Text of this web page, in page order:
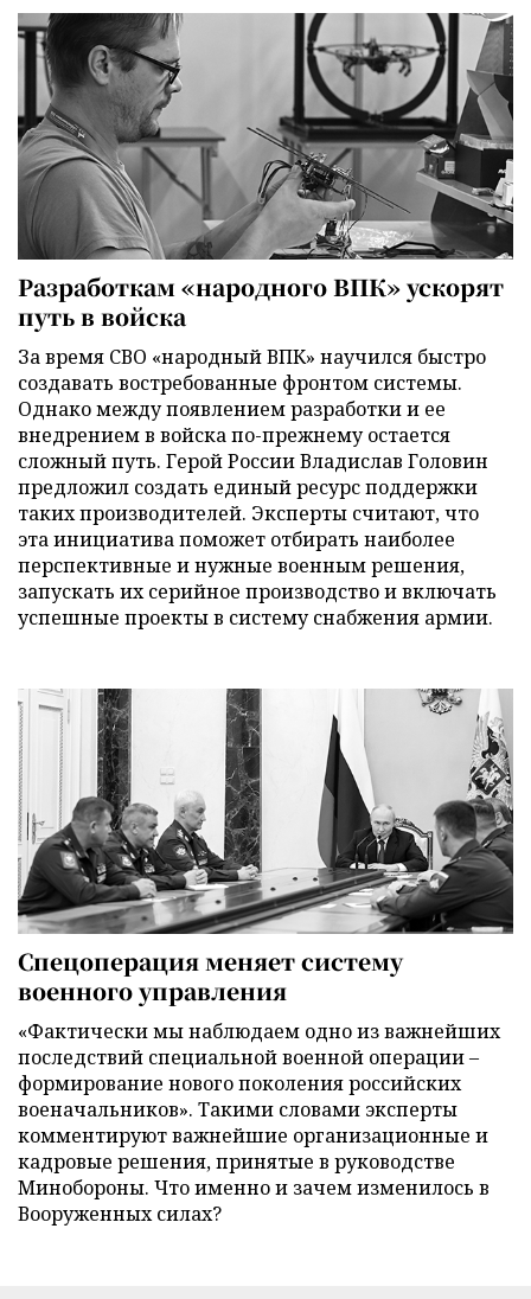
Разработкам «народного ВПК» ускорят
путь в войска
За время СВО «народный ВПК» научился быстро
создавать востребованные фронтом системы.
Однако между появлением разработки и ее
внедрением в войска по-прежнему остается
сложный путь. Герой России Владислав Головин
предложил создать единый ресурс поддержки
таких производителей. Эксперты считают, что
эта инициатива поможет отбирать наиболее
перспективные и нужные военным решения,
запускать их серийное производство и включать
успешные проекты в систему снабжения армии.
Спецоперация меняет систему
военного управления
«Фактически мы наблюдаем одно из важнейших
последствий специальной военной операции –
формирование нового поколения российских
военачальников». Такими словами эксперты
комментируют важнейшие организационные и
кадровые решения, принятые в руководстве
Минобороны. Что именно и зачем изменилось в
Вооруженных силах?